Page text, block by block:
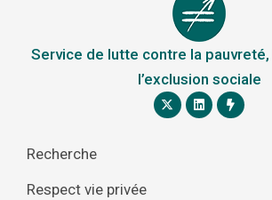
Service de lutte contre la
l’exclusion sociale
Recherche
Respect vie privée